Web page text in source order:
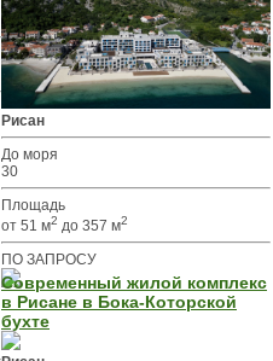
Рисан
До моря
30
Площадь
от 51 м2 до 357 м2
ПО ЗАПРОСУ
Современный жилой комплекс
в Рисане в Бока-Которской
бухте